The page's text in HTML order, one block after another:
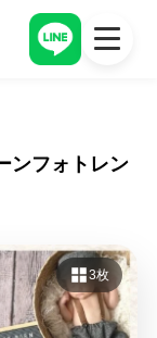
ンフォトレン
3枚